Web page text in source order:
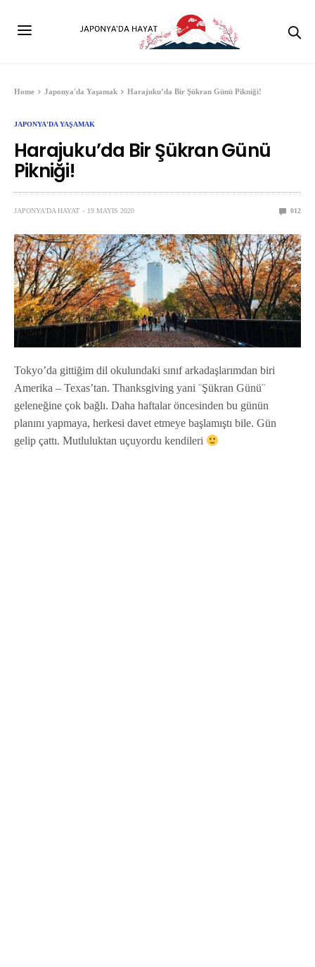
Home Japonya'da Yaşamak Harajuku’da Bir Şükran Günü Pikniği!
JAPONYA'DA YAŞAMAK
Harajuku’da Bir Şükran Günü
Pikniği!
JAPONYA'DA HAYAT 19 MAYIS 2020 012
Tokyo’da gittiğim dil okulundaki sınıf arkadaşlarımdan biri
Amerika – Texas’tan. Thanksgiving yani ¨Şükran Günü¨
geleneğine çok bağlı. Daha haftalar öncesinden bu günün
planını yapmaya, herkesi davet etmeye başlamıştı bile. Gün
gelip çattı. Mutluluktan uçuyordu kendileri